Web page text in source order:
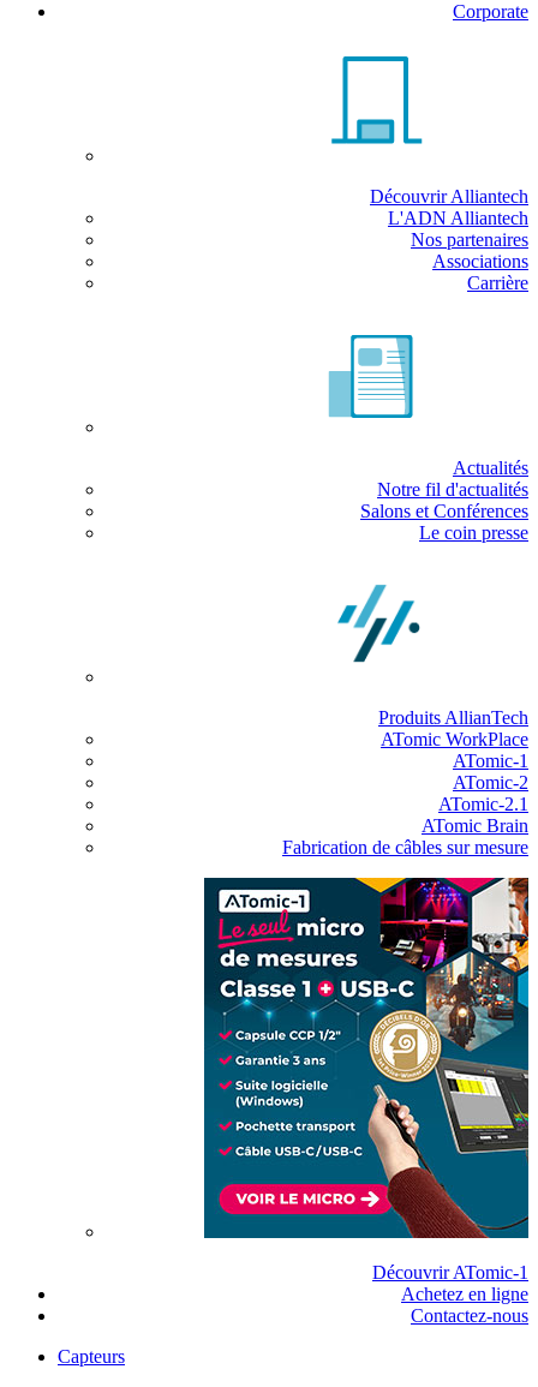
Corporate
Découvrir Alliantech
L'ADN Alliantech
Nos partenaires
Associations
Carrière
Actualités
Notre fil d'actualités
Salons et Conférences
Le coin presse
Produits AllianTech
ATomic WorkPlace
ATomic-1
ATomic-2
ATomic-2.1
ATomic Brain
Fabrication de câbles sur mesure
Découvrir ATomic-1
Achetez en ligne
Contactez-nous
Capteurs